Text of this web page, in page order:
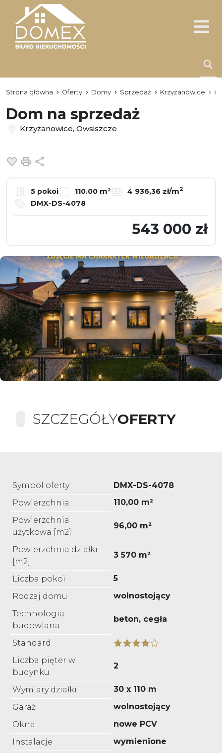
Strona główna Oferty Domy Sprzedaż Krzyżanowice
Dom na sprzedaż
Krzyżanowice, Owsiszcze
Dodaj do ulubionych
Drukuj
5 pokoi 110.00 m² 4 936,36 zł/m2
DMX-DS-4078
543 000 zł
SZCZEGÓŁYOFERTY
Symbol oferty
DMX-DS-4078
Powierzchnia
110,00 m²
Powierzchnia
użytkowa [m2]
96,00 m²
Powierzchnia działki
[m2]
3 570 m²
Liczba pokoi
5
Rodzaj domu
wolnostojący
Technologia
budowlana
beton, cegła
Standard
Liczba pięter w
budynku
2
Wymiary działki
30 x 110 m
Garaż
wolnostojący
Okna
nowe PCV
Instalacje
wymienione